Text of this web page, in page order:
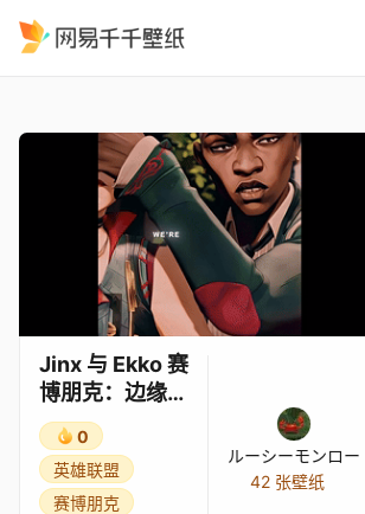
Jinx 与 Ekko 赛
博朋克：边缘行
者
0
英雄联盟
赛博朋克
ルーシーモンロー
42 张壁纸